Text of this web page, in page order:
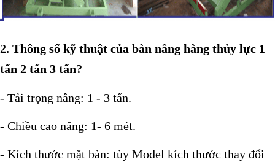
2. Thông số kỹ thuật của bàn nâng hàng thủy lực 1
tấn 2 tấn 3 tấn?
- Tải trọng nâng: 1 - 3 tấn.
- Chiều cao nâng: 1- 6 mét.
- Kích thước mặt bàn: tùy Model kích thước thay đổi